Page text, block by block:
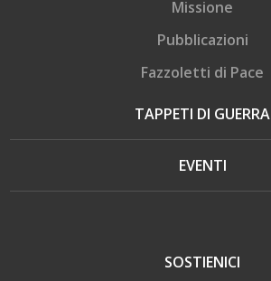
Missione
Pubblicazioni
Fazzoletti di Pace
TAPPETI DI GUERRA
EVENTI
SOSTIENICI